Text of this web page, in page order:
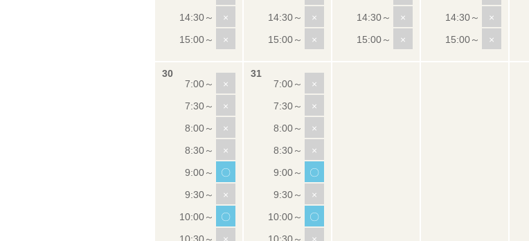
×
×
×
×
×
×
×
×
×
×
×
×
〇
×
〇
×
×
×
×
〇
×
〇